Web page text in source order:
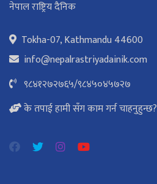
नेपाल राष्ट्रिय दैनिक
Tokha-07, Kathmandu 44600
info@nepalrastriyadainik.com
९८४१२७२७६५/९८४५०४५७२७
के तपाई हामी सँग काम गर्न चाहनुहुन्छ?